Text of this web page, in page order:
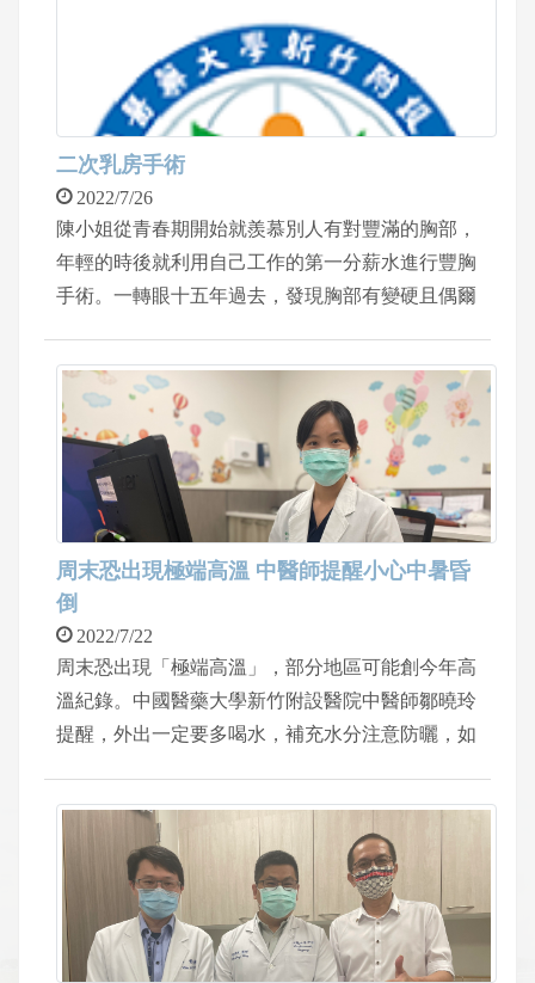
不一樣，民眾不需要特別恐慌。但也提醒民眾，身
上出現疑似水泡、膿包病灶，或是近期可能有親密
接觸旅行國外回來的人，建議都要給醫師評估。
二次乳房手術
2022/7/26
陳小姐從青春期開始就羨慕別人有對豐滿的胸部，
年輕的時後就利用自己工作的第一分薪水進行豐胸
手術。一轉眼十五年過去，發現胸部有變硬且偶爾
莢膜形成，此外也發現兩側胸部也有不等高的情
況，醫師建議可選擇接受假體夾膜移除手術或移除
手術後重新置入新的假體。
周末恐出現極端高溫 中醫師提醒小心中暑昏
倒
2022/7/22
周末恐出現「極端高溫」，部分地區可能創今年高
溫紀錄。中國醫藥大學新竹附設醫院中醫師鄒曉玲
提醒，外出一定要多喝水，補充水分注意防曬，如
性皮膚炎的病患，遇到天氣熱，會更容易引發病
症，平常生活起居要注意維持環境溫度及濕度舒
適，不宜太熱。